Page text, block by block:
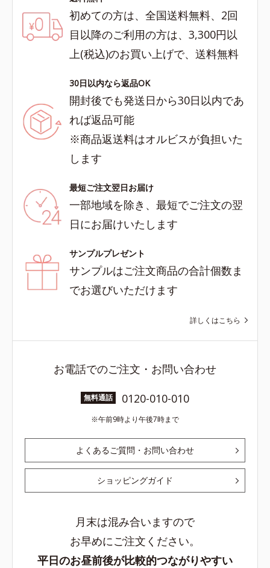
初めての方は、全国送料無料、2回
目以降のご利用の方は、3,300円以
上(税込)のお買い上げで、送料無料
30日以内なら返品OK
開封後でも発送日から30日以内であ
れば返品可能
※商品返送料はオルビスが負担いた
します
最短ご注文翌日お届け
一部地域を除き、最短でご注文の翌
日にお届けいたします
サンプルプレゼント
サンプルはご注文商品の合計個数ま
でお選びいただけます
詳しくはこちら
お電話でのご注文・お問い合わせ
無料通話 0120-010-010
午前9時より午後7時まで
よくあるご質問・お問い合わせ
ショッピングガイド
月末は混み合いますので
お早めにご注文ください。
平日のお昼前後が比較的つながりやすい